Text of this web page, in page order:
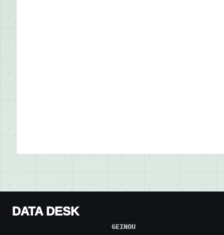
DATA DESK
GEINOU